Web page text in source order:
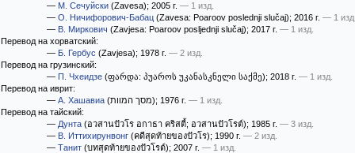
— М. Сечуйски (Zavesa); 2005 г. — 1 изд.
— О. Ничифорович-Бабац (Zavesa: Poaroov poslednji slučaj); 2016 г. — 1 изд.
— В. Миркович (Zavjesa: Poaroov posljednji slučaj); 2017 г. — 1 изд.
Перевод на хорватский:
— Б. Гербус (Zavjesa); 1978 г. — 2 изд.
Перевод на грузинский:
— П. Чхеидзе (ფარდა: პუაროს უკანასკნელი საქმე); 2018 г. — 1 изд.
Перевод на иврит:
— А. Хашавиа (מסך המוות); 1976 г. — 1 изд.
Перевод на тайский:
— Дунта (อวสานปัวโร อกาธา คริสตี้; อวสานปัวโรต์); 1985 г. — 3 изд.
— В. Иттихирунвонг (คดีสุดท้ายของปัวโร); 1990 г. — 2 изд.
— Танит (บทสุดท้ายของปัวโรต์); 2007 г. — 1 изд.